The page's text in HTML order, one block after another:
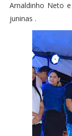
Arnaldinho Neto
juninas .